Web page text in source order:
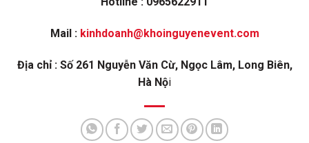
Mail : kinhdoanh@khoinguyenevent.com
Địa chỉ : Số 261 Nguyễn Văn Cừ, Ngọc Lâm, Long Biên,
Hà Nội